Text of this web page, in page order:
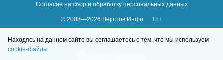
Согласие на сбор и обработку персональных данных
© 2008—2026 Верстов.Инфо
18+
Находясь на данном сайте вы соглашаетесь с тем, что мы используем
cookie-файлы